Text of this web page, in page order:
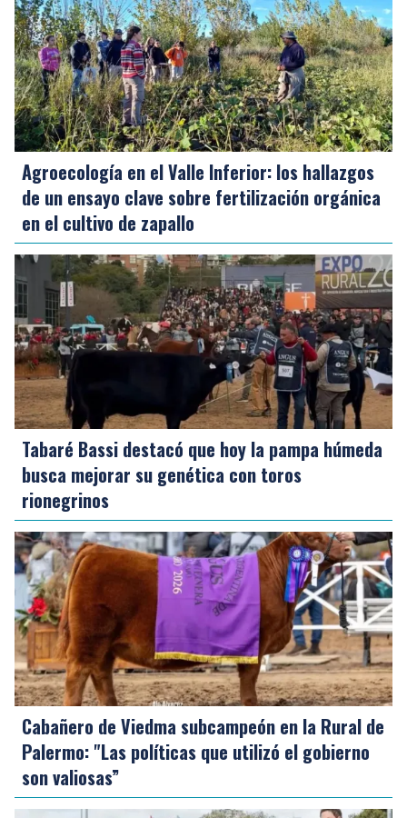
Agroecología en el Valle Inferior: los hallazgos
de un ensayo clave sobre fertilización orgánica
en el cultivo de zapallo
Tabaré Bassi destacó que hoy la pampa húmeda
busca mejorar su genética con toros
rionegrinos
Cabañero de Viedma subcampeón en la Rural de
Palermo: "Las políticas que utilizó el gobierno
son valiosas”